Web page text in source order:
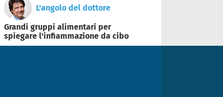
L'angolo del dottore
Grandi gruppi alimentari per
spiegare l'infiammazione da cibo